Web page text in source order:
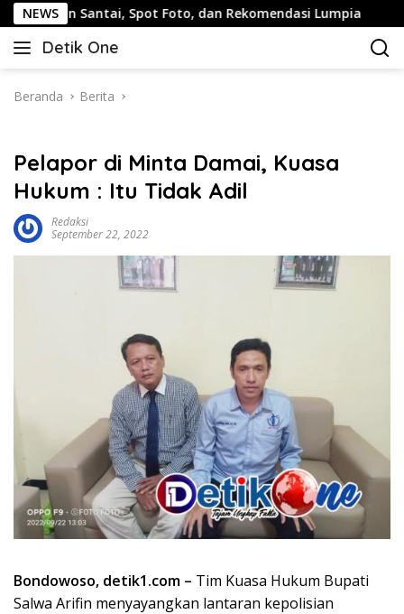
Langsung
ke
konten
NEWSSpot Foto, dan Rekomendasi Lumpia Panduan
Detik One
Tajam
Fakta
Beranda Berita
Pelapor di Minta Damai, Kuasa
Hukum : Itu Tidak Adil
Redaksi
September 22, 2022
Bondowoso, detik1.com – Tim Kuasa Hukum Bupati
Salwa Arifin menyayangkan lantaran kepolisian